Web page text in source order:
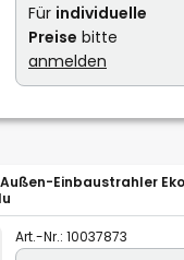
Für individuelle
Preise bitte
anmelden
Außen-Einbaustrahler
Art.-Nr.: 10037873